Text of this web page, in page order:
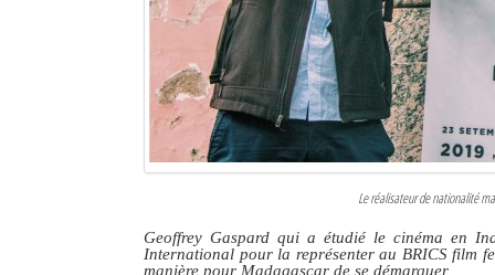
Diego Suarez Pratique
Les Petites Annonces
Le réalisateur de nationalité
Geoffrey Gaspard qui a étudié le cinéma en
International pour la représenter au BRICS film
manière pour Madagascar de se démarquer